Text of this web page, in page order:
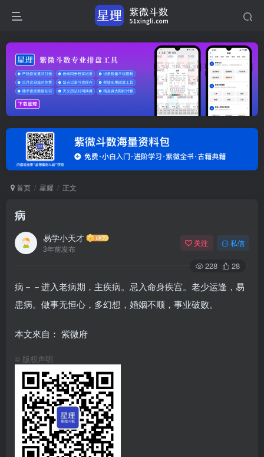
首页 星耀 正文
病
易学小天才
3年前发布
关注 私信
228 28
病－－进入老病期，主疾病。忌入命身疾宫。老少运逢，易
患病。做事无恒心，多幻想，婚姻不顺，事业破败。
本文來自： 紫微府
© 版权声明